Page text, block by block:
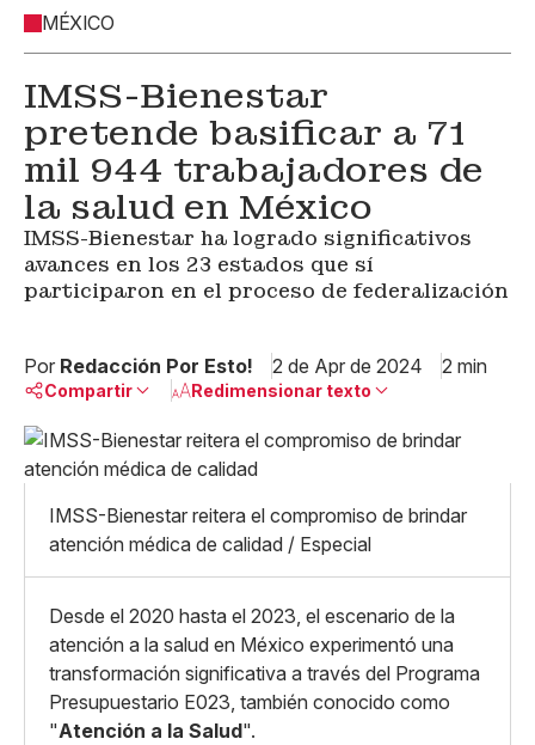
MÉXICO
IMSS-Bienestar
pretende basificar a 71
mil 944 trabajadores de
la salud en México
IMSS-Bienestar ha logrado significativos
avances en los 23 estados que sí
participaron en el proceso de federalización
Por Redacción Por Esto! 2 de Apr de 2024 2 min
Compartir
Linkedin
X
Whatsapp
Copiar enlace
Redimensionar texto
Pequeño
Mediano
Grande
IMSS-Bienestar reitera el compromiso de brindar
atención médica de calidad / Especial
Desde el 2020 hasta el 2023, el escenario de la
atención a la salud en México experimentó una
transformación significativa a través del Programa
Presupuestario E023, también conocido como
"Atención a la Salud".